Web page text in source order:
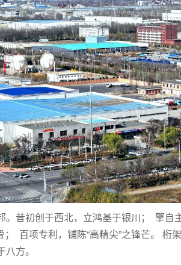
昔初创于西北，立鸿基于银川； 擎自
百项专利，铺陈“高精尖”之锋芒。 桁
方。